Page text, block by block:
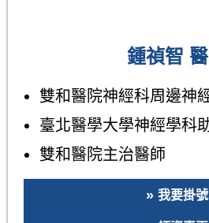
鍾禎智
雙和醫院神經科周邊神
臺北醫學大學神經學科
雙和醫院主治醫師
我要掛號